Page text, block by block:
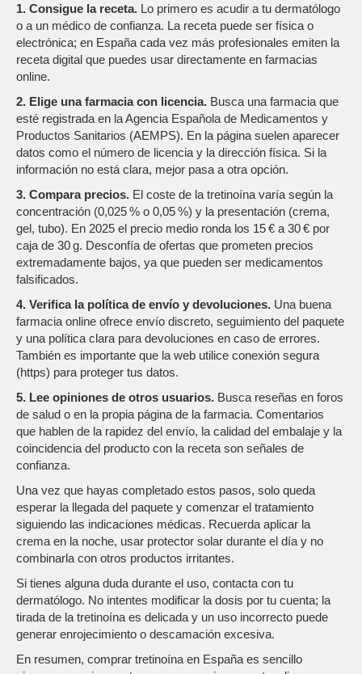
1. Consigue la receta. Lo primero es acudir a tu dermatólogo
o a un médico de confianza. La receta puede ser física o
electrónica; en España cada vez más profesionales emiten la
receta digital que puedes usar directamente en farmacias
online.
2. Elige una farmacia con licencia. Busca una farmacia que
esté registrada en la Agencia Española de Medicamentos y
Productos Sanitarios (AEMPS). En la página suelen aparecer
datos como el número de licencia y la dirección física. Si la
información no está clara, mejor pasa a otra opción.
3. Compara precios. El coste de la tretinoína varía según la
concentración (0,025 % o 0,05 %) y la presentación (crema,
gel, tubo). En 2025 el precio medio ronda los 15 € a 30 € por
caja de 30 g. Desconfía de ofertas que prometen precios
extremadamente bajos, ya que pueden ser medicamentos
falsificados.
4. Verifica la política de envío y devoluciones. Una buena
farmacia online ofrece envío discreto, seguimiento del paquete
y una política clara para devoluciones en caso de errores.
También es importante que la web utilice conexión segura
(https) para proteger tus datos.
5. Lee opiniones de otros usuarios. Busca reseñas en foros
de salud o en la propia página de la farmacia. Comentarios
que hablen de la rapidez del envío, la calidad del embalaje y la
coincidencia del producto con la receta son señales de
confianza.
Una vez que hayas completado estos pasos, solo queda
esperar la llegada del paquete y comenzar el tratamiento
siguiendo las indicaciones médicas. Recuerda aplicar la
crema en la noche, usar protector solar durante el día y no
combinarla con otros productos irritantes.
Si tienes alguna duda durante el uso, contacta con tu
dermatólogo. No intentes modificar la dosis por tu cuenta; la
tirada de la tretinoína es delicada y un uso incorrecto puede
generar enrojecimiento o descamación excesiva.
En resumen, comprar tretinoína en España es sencillo